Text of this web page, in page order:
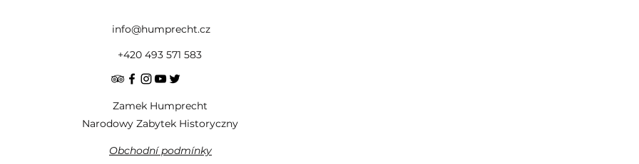
info@humprecht.cz
+420 493 571 583
Zamek Humprecht
Narodowy Zabytek Historyczny
Obchodní podmínky